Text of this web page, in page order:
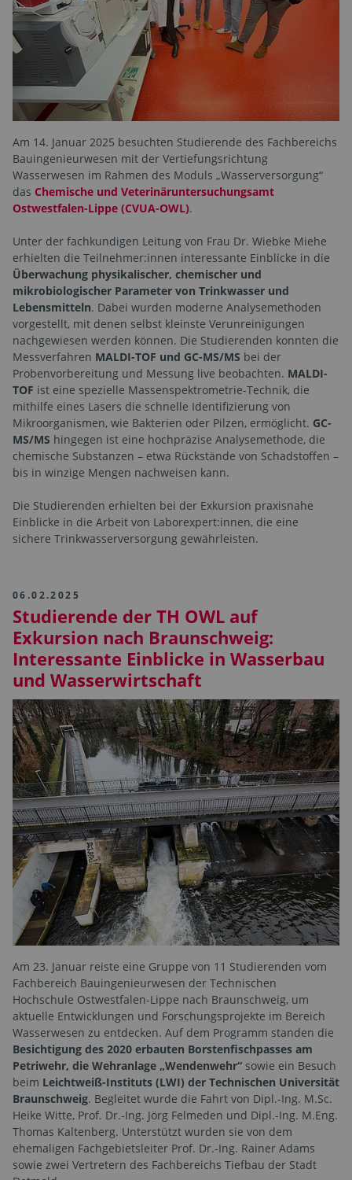
Am 14. Januar 2025 besuchten Studierende des Fachbereichs
Bauingenieurwesen mit der Vertiefungsrichtung
Wasserwesen im Rahmen des Moduls „Wasserversorgung“
das Chemische und Veterinäruntersuchungsamt
Ostwestfalen-Lippe (CVUA-OWL).
Unter der fachkundigen Leitung von Frau Dr. Wiebke Miehe
erhielten die Teilnehmer:innen interessante Einblicke in die
Überwachung physikalischer, chemischer und
mikrobiologischer Parameter von Trinkwasser und
Lebensmitteln. Dabei wurden moderne Analysemethoden
vorgestellt, mit denen selbst kleinste Verunreinigungen
nachgewiesen werden können. Die Studierenden konnten die
Messverfahren MALDI-TOF und GC-MS/MS bei der
Probenvorbereitung und Messung live beobachten. MALDI-
TOF ist eine spezielle Massenspektrometrie-Technik, die
mithilfe eines Lasers die schnelle Identifizierung von
Mikroorganismen, wie Bakterien oder Pilzen, ermöglicht. GC-
MS/MS hingegen ist eine hochpräzise Analysemethode, die
chemische Substanzen – etwa Rückstände von Schadstoffen –
bis in winzige Mengen nachweisen kann.
Die Studierenden erhielten bei der Exkursion praxisnahe
Einblicke in die Arbeit von Laborexpert:innen, die eine
sichere Trinkwasserversorgung gewährleisten.
06.02.2025
Studierende der TH OWL auf
Exkursion nach Braunschweig:
Interessante Einblicke in Wasserbau
und Wasserwirtschaft
Am 23. Januar reiste eine Gruppe von 11 Studierenden vom
Fachbereich Bauingenieurwesen der Technischen
Hochschule Ostwestfalen-Lippe nach Braunschweig, um
aktuelle Entwicklungen und Forschungsprojekte im Bereich
Wasserwesen zu entdecken. Auf dem Programm standen die
Besichtigung des 2020 erbauten Borstenfischpasses am
Petriwehr, die Wehranlage „Wendenwehr“ sowie ein Besuch
beim Leichtweiß-Instituts (LWI) der Technischen Universität
Braunschweig. Begleitet wurde die Fahrt von Dipl.-Ing. M.Sc.
Heike Witte, Prof. Dr.-Ing. Jörg Felmeden und Dipl.-Ing. M.Eng.
Thomas Kaltenberg. Unterstützt wurden sie von dem
ehemaligen Fachgebietsleiter Prof. Dr.-Ing. Rainer Adams
sowie zwei Vertretern des Fachbereichs Tiefbau der Stadt